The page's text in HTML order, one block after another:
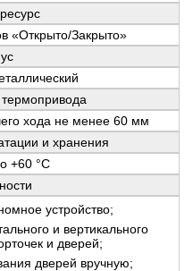
«Открыто/Закрыто»
хода не менее 60 мм
и хранения
+60 °C
устройство;
и вертикального
и дверей;
дверей вручную;